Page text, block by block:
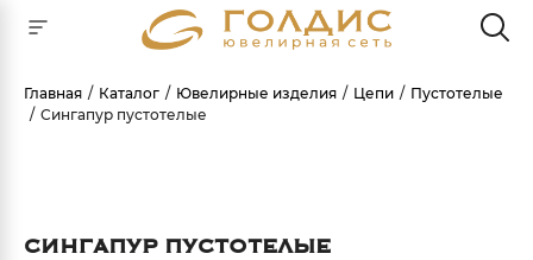
Главная Каталог Ювелирные изделия Цепи
Пустотелые
Сингапур пустотелые
СИНГАПУР ПУСТОТЕЛЫЕ
Для клиентов всех банков
ОПЛАТУНА ЧАСТИ